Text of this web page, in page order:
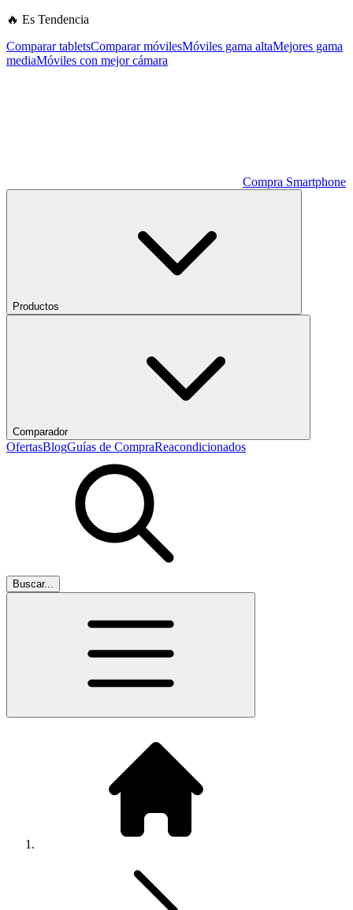
🔥 Es Tendencia
Comparar tabletsComparar móvilesMóviles gama altaMejores gama
mediaMóviles con mejor cámara
Compra Smartphone
Productos
Comparador
OfertasBlogGuías de CompraReacondicionados
Buscar...